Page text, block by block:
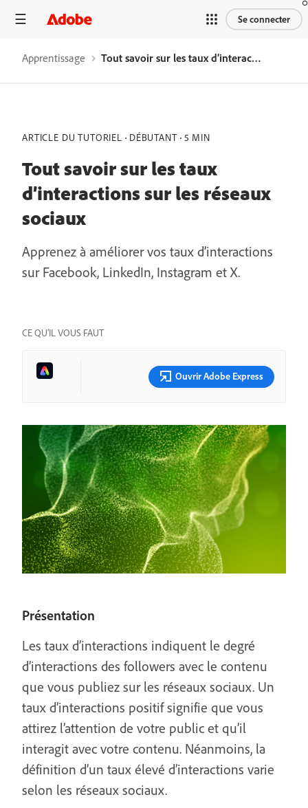
Se connecter
Apprentissage Tout savoir sur les taux d’interactions sur les réseaux sociaux
ARTICLE DU TUTORIEL DÉBUTANT 5 MIN
Tout savoir sur les taux
d’interactions sur les réseaux
sociaux
Apprenez à améliorer vos taux d’interactions
sur Facebook, LinkedIn, Instagram et X.
CE QU’IL VOUS FAUT
Ouvrir Adobe Express
Présentation
Les taux d’interactions indiquent le degré
d’interactions des followers avec le contenu
que vous publiez sur les réseaux sociaux. Un
taux d’interactions positif signifie que vous
attirez l’attention de votre public et qu’il
interagit avec votre contenu. Néanmoins, la
définition d’un taux élevé d’interactions varie
selon les réseaux sociaux.